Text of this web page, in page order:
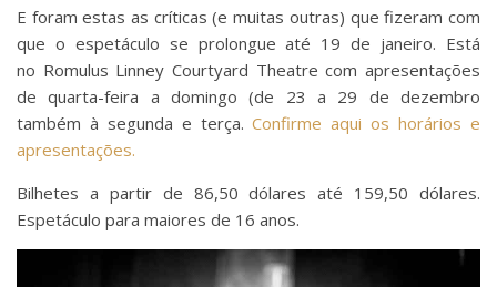
E foram estas as críticas (e muitas outras) que fizeram com
que o espetáculo se prolongue até 19 de janeiro. Está
no Romulus Linney Courtyard Theatre com apresentações
de quarta-feira a domingo (de 23 a 29 de dezembro
também à segunda e terça.Confirme aqui os horários e
apresentações.
Bilhetes a partir de 86,50 dólares até 159,50 dólares.
Espetáculo para maiores de 16 anos.